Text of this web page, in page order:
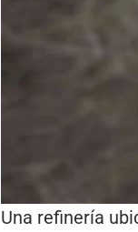
Una refinería